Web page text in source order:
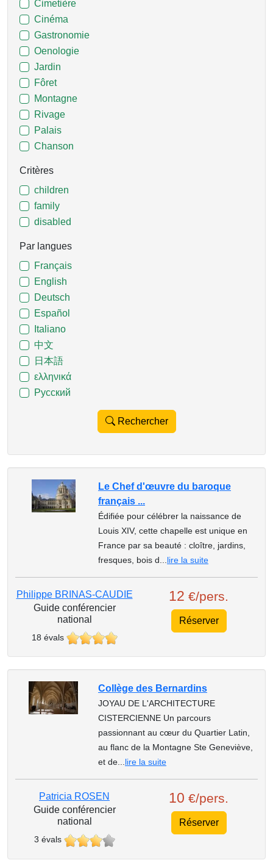
Cimetière
Cinéma
Gastronomie
Oenologie
Jardin
Fôret
Montagne
Rivage
Palais
Chanson
Critères
children
family
disabled
Par langues
Français
English
Deutsch
Español
Italiano
中文
日本語
ελληνικά
Русский
Rechercher
Le Chef d'œuvre du baroque
français ...
Édifiée pour célébrer la naissance de
Louis XIV, cette chapelle est unique en
France par sa beauté : cloître, jardins,
fresques, bois d... lire la suite
Philippe BRINAS-CAUDIE
Guide conférencier
national
18 évals
12 €/pers.
Réserver
Collège des Bernardins
JOYAU DE L'ARCHITECTURE
CISTERCIENNE Un parcours
passionnant au cœur du Quartier Latin,
au flanc de la Montagne Ste Geneviève,
et de...lire la suite
Patricia ROSEN
Guide conférencier
national
3 évals
10 €/pers.
Réserver